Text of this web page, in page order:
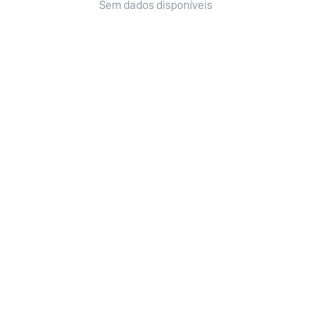
Sem dados disponíveis